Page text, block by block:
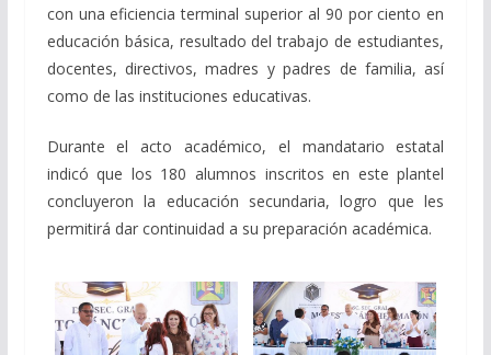
con una eficiencia terminal superior al 90 por ciento en
educación básica, resultado del trabajo de estudiantes,
docentes, directivos, madres y padres de familia, así
como de las instituciones educativas.
Durante el acto académico, el mandatario estatal
indicó que los 180 alumnos inscritos en este plantel
concluyeron la educación secundaria, logro que les
permitirá dar continuidad a su preparación académica.